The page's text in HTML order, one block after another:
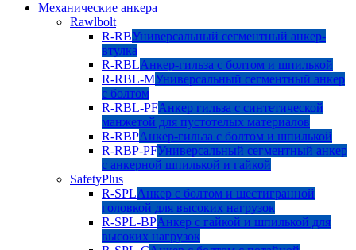
Механические анкера
Rawlbolt
R-RBУниверсальный сегментный анкер-
втулка
R-RBLАнкер-гильза с болтом и шпилькой
R-RBL-MУниверсальный сегментный анкер
с болтом
R-RBL-PFАнкер гильза с синтетической
манжетой для пустотелых материалов
R-RBPАнкер-гильза с болтом и шпилькой
R-RBP-PFУниверсальный сегментный анкер
с анкерной шпилькой и гайкой
SafetyPlus
R-SPLАнкер с болтом и шестигранной
головкой для высоких нагрузок
R-SPL-BPАнкер с гайкой и шпилькой для
высоких нагрузок